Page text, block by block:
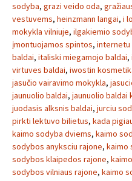
sodyba, grazi veido oda,
vestuvems, heinzmann langai, i
mokykla vilniuje, ilgakiemio
įmontuojamos spintos, internetu
baldai, italiski miegamojo baldai,
virtuves baldai, iwostin
jasučio vairavimo mokykla,
jaunuolio baldai, jaunuolio baldai
juodasis alksnis baldai, jurciu
pirkti lektuvo bilietus, kada
kaimo sodyba dviems, kaimo
sodybos anyksciu rajone, kaimo
sodybos klaipedos rajone,
sodybos vilniaus rajone, kaimo